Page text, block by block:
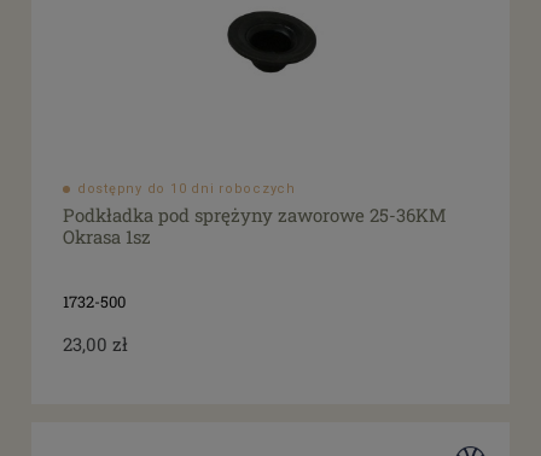
dostępny do 10 dni roboczych
Podkładka pod sprężyny zaworowe 25-36KM
Okrasa 1sz
1732-500
23,00 zł